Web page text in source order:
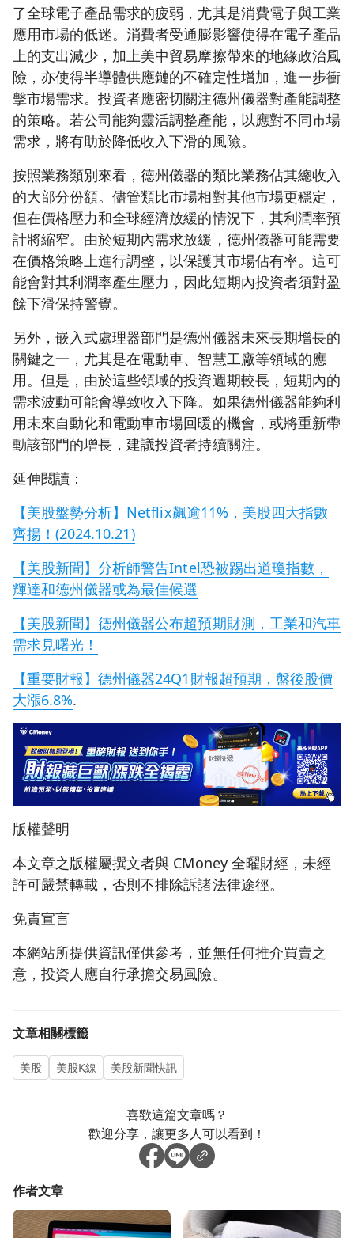
了全球電子產品需求的疲弱，尤其是消費電子與工業
應用市場的低迷。消費者受通膨影響使得在電子產品
上的支出減少，加上美中貿易摩擦帶來的地緣政治風
險，亦使得半導體供應鏈的不確定性增加，進一步衝
擊市場需求。投資者應密切關注德州儀器對產能調整
的策略。若公司能夠靈活調整產能，以應對不同市場
需求，將有助於降低收入下滑的風險。
按照業務類別來看，德州儀器的類比業務佔其總收入
的大部分份額。儘管類比市場相對其他市場更穩定，
但在價格壓力和全球經濟放緩的情況下，其利潤率預
計將縮窄。由於短期內需求放緩，德州儀器可能需要
在價格策略上進行調整，以保護其市場佔有率。這可
能會對其利潤率產生壓力，因此短期內投資者須對盈
餘下滑保持警覺。
另外，嵌入式處理器部門是德州儀器未來長期增長的
關鍵之一，尤其是在電動車、智慧工廠等領域的應
用。但是，由於這些領域的投資週期較長，短期內的
需求波動可能會導致收入下降。如果德州儀器能夠利
用未來自動化和電動車市場回暖的機會，或將重新帶
動該部門的增長，建議投資者持續關注。
延伸閱讀：
【美股盤勢分析】Netflix飆逾11%，美股四大指數
齊揚！(2024.10.21)
【美股新聞】分析師警告Intel恐被踢出道瓊指數，
輝達和德州儀器或為最佳候選
【美股新聞】德州儀器公布超預期財測，工業和汽車
需求見曙光！
【重要財報】德州儀器24Q1財報超預期，盤後股價
大漲6.8%.
版權聲明
本文章之版權屬撰文者與 CMoney 全曜財經，未經
許可嚴禁轉載，否則不排除訴諸法律途徑。
免責宣言
本網站所提供資訊僅供參考，並無任何推介買賣之
意，投資人應自行承擔交易風險。
文章相關標籤
美股 美股K線 美股新聞快訊
喜歡這篇文章嗎？
歡迎分享，讓更多人可以看到！
作者文章